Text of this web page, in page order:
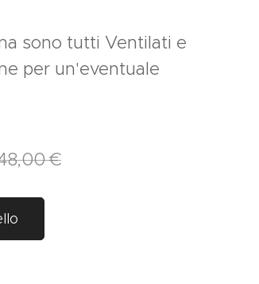
sono tutti Ventilati e
per un'eventuale
€